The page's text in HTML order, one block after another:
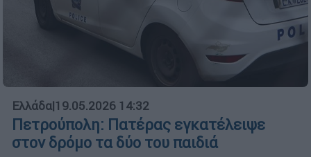
Ελλάδα|19.05.2026 14:32
Πετρούπολη: Πατέρας εγκατέλειψε
στον δρόμο τα δύο του παιδιά